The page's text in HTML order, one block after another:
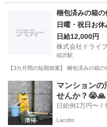
大府駅 その他
梱包済みの箱の
日曜・祝日お
日給12,000円
株式会社ドライ
稲沢駅
【3カ月間の短期就業】 梱包済みの
愛知 清須市 稲沢駅 仕分け
マンションの
せんか？😭🙏
Lacotto